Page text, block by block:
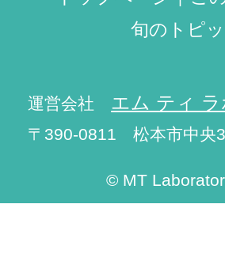
旬のトピ
運営会社 エム ティ
〒390-0811 松本市中央
© MT